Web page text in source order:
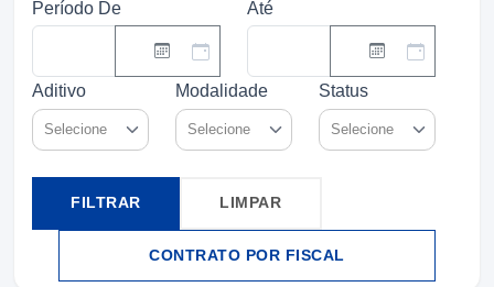
Período De Até
Aditivo
Selecione
Modalidade
Selecione
Status
Selecione
FILTRAR LIMPAR
CONTRATO POR FISCAL